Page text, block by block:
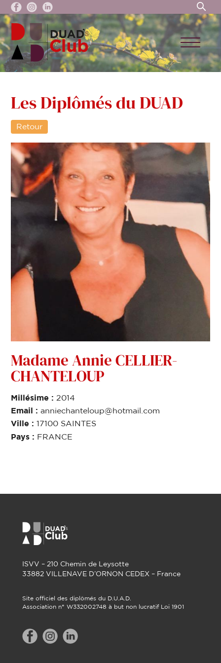
Les Diplômés du DUAD
Retour
Madame Annie CELLIER-
CHANTELOUP
Millésime : 2014
Email :anniechanteloup@hotmail.com
Ville :17100 SAINTES
Pays : FRANCE
ISVV – 210 Chemin de Leysotte
33882 VILLENAVE D’ORNON CEDEX – France
Site officiel des diplômés du D.U.A.D.
Association n° W332002748 à but non lucratif Loi 1901